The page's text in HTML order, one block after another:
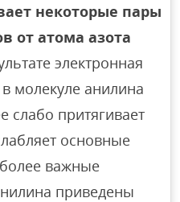
некоторые пары
от атома азота
электронная
молекуле анилина
слабо притягивает
основные
важные
приведены